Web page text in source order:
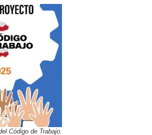
Código de Trabajo.